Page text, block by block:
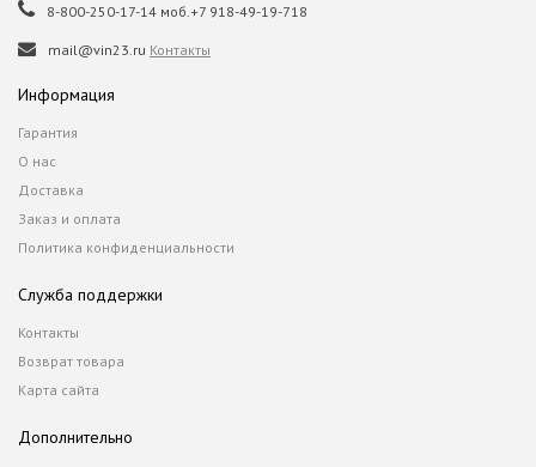
8-800-250-17-14 моб.+7 918-49-19-718
mail@vin23.ru Контакты
Информация
Гарантия
О нас
Доставка
Заказ и оплата
Политика конфиденциальности
Служба поддержки
Контакты
Возврат товара
Карта сайта
Дополнительно